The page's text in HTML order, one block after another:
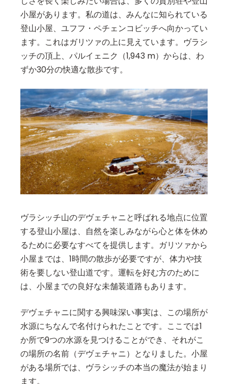
小屋があります。私の道は、みんなに知られている
登山小屋、ユフフ・ペチェンコビッチへ向かってい
ます。これはガリツァの上に見えています。ヴラシ
ッチの頂上、パルイェニク（1,943 m）からは、わ
ずか30分の快適な散歩です。
ヴラシッチ山のデヴェチャニと呼ばれる地点に位置
する登山小屋は、自然を楽しみながら心と体を休め
るために必要なすべてを提供します。ガリツァから
小屋までは、1時間の散歩が必要ですが、体力や技
術を要しない登山道です。運転を好む方のために
は、小屋までの良好な未舗装道路もあります。
デヴェチャニに関する興味深い事実は、この場所が
水源にちなんで名付けられたことです。ここでは1
か所で9つの水源を見つけることができ、それがこ
の場所の名前（デヴェチャニ）となりました。小屋
がある場所では、ヴラシッチの本当の魔法が始まり
ます。